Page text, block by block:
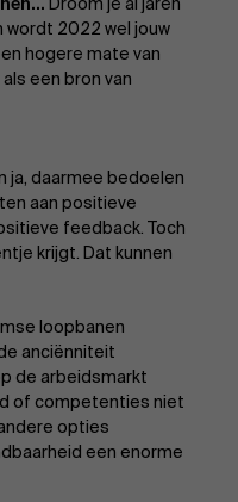
wordt 2022 wel jouw
hogere mate van
een bron van
ja, daarmee bedoelen
aan positieve
feedback. Toch
krijgt. Dat kunnen
loopbanen
anciënniteit
de arbeidsmarkt
of competenties niet
opties
een enorme